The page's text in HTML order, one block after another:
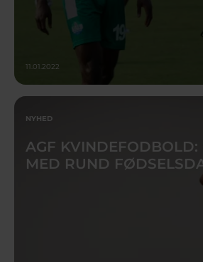
11.01.2022
NYHED
AGF KVINDEFODBOLD:
MED RUND